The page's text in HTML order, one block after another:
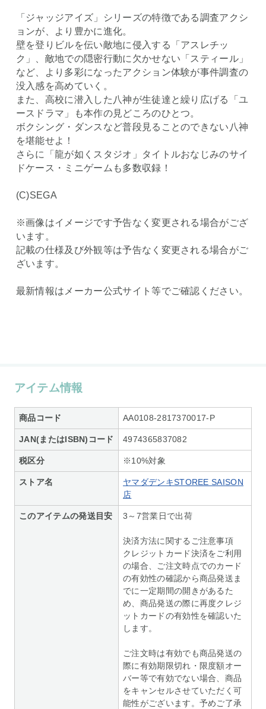
「ジャッジアイズ」シリーズの特徴である調査アクシ
ョンが、より豊かに進化。
壁を登りビルを伝い敵地に侵入する「アスレチッ
ク」、敵地での隠密行動に欠かせない「スティール」
など、より多彩になったアクション体験が事件調査の
没入感を高めていく。
また、高校に潜入した八神が生徒達と繰り広げる「ユ
ースドラマ」も本作の見どころのひとつ。
ボクシング・ダンスなど普段見ることのできない八神
を堪能せよ！
さらに「龍が如くスタジオ」タイトルおなじみのサイ
ドケース・ミニゲームも多数収録！
(C)SEGA
※画像はイメージです予告なく変更される場合がござ
います。
記載の仕様及び外観等は予告なく変更される場合がご
ざいます。
最新情報はメーカー公式サイト等でご確認ください。
アイテム情報
商品コード AA0108-2817370017-P
JAN(またはISBN)コード 4974365837082
税区分 ※10%対象
ストア名
ヤマダデンキSTOREE SAISON
店
このアイテムの発送目安 3～7営業日で出荷
決済方法に関するご注意事項
クレジットカード決済をご利用
の場合、ご注文時点でのカード
の有効性の確認から商品発送ま
でに一定期間の開きがあるた
め、商品発送の際に再度クレジ
ットカードの有効性を確認いた
します。
ご注文時は有効でも商品発送の
際に有効期限切れ・限度額オー
バー等で有効でない場合、商品
をキャンセルさせていただく可
能性がございます。予めご了承